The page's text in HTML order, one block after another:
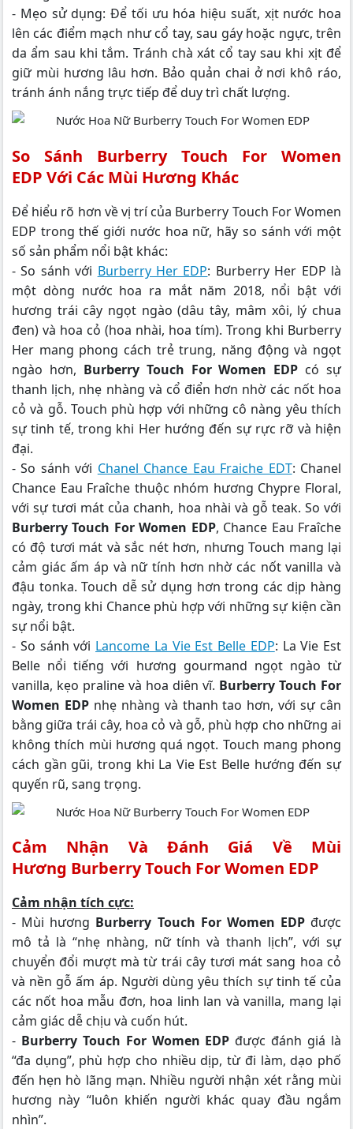
- Mẹo sử dụng: Để tối ưu hóa hiệu suất, xịt nước hoa
lên các điểm mạch như cổ tay, sau gáy hoặc ngực, trên
da ẩm sau khi tắm. Tránh chà xát cổ tay sau khi xịt để
giữ mùi hương lâu hơn. Bảo quản chai ở nơi khô ráo,
tránh ánh nắng trực tiếp để duy trì chất lượng.
So Sánh Burberry Touch For Women
EDP Với Các Mùi Hương Khác
Để hiểu rõ hơn về vị trí của Burberry Touch For Women
EDP trong thế giới nước hoa nữ, hãy so sánh với một
số sản phẩm nổi bật khác:
- So sánh với Burberry Her EDP: Burberry Her EDP là
một dòng nước hoa ra mắt năm 2018, nổi bật với
hương trái cây ngọt ngào (dâu tây, mâm xôi, lý chua
đen) và hoa cỏ (hoa nhài, hoa tím). Trong khi Burberry
Her mang phong cách trẻ trung, năng động và ngọt
ngào hơn, Burberry Touch For Women EDP có sự
thanh lịch, nhẹ nhàng và cổ điển hơn nhờ các nốt hoa
cỏ và gỗ. Touch phù hợp với những cô nàng yêu thích
sự tinh tế, trong khi Her hướng đến sự rực rỡ và hiện
đại.
- So sánh với Chanel Chance Eau Fraiche EDT: Chanel
Chance Eau Fraîche thuộc nhóm hương Chypre Floral,
với sự tươi mát của chanh, hoa nhài và gỗ teak. So với
Burberry Touch For Women EDP, Chance Eau Fraîche
có độ tươi mát và sắc nét hơn, nhưng Touch mang lại
cảm giác ấm áp và nữ tính hơn nhờ các nốt vanilla và
đậu tonka. Touch dễ sử dụng hơn trong các dịp hàng
ngày, trong khi Chance phù hợp với những sự kiện cần
sự nổi bật.
- So sánh với Lancome La Vie Est Belle EDP: La Vie Est
Belle nổi tiếng với hương gourmand ngọt ngào từ
vanilla, kẹo praline và hoa diên vĩ. Burberry Touch For
Women EDPnhẹ nhàng và thanh tao hơn, với sự cân
bằng giữa trái cây, hoa cỏ và gỗ, phù hợp cho những ai
không thích mùi hương quá ngọt. Touch mang phong
cách gần gũi, trong khi La Vie Est Belle hướng đến sự
quyến rũ, sang trọng.
Cảm Nhận Và Đánh Giá Về Mùi
Hương Burberry Touch For Women EDP
Cảm nhận tích cực:
- Mùi hương Burberry Touch For Women EDP được
mô tả là “nhẹ nhàng, nữ tính và thanh lịch”, với sự
chuyển đổi mượt mà từ trái cây tươi mát sang hoa cỏ
và nền gỗ ấm áp. Người dùng yêu thích sự tinh tế của
các nốt hoa mẫu đơn, hoa linh lan và vanilla, mang lại
cảm giác dễ chịu và cuốn hút.
- Burberry Touch For Women EDP được đánh giá là
“đa dụng”, phù hợp cho nhiều dịp, từ đi làm, dạo phố
đến hẹn hò lãng mạn. Nhiều người nhận xét rằng mùi
hương này “luôn khiến người khác quay đầu ngắm
nhìn”.